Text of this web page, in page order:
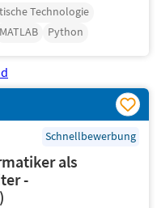
Technologie
MATLAB Python
Schnellbewerbung
als
-